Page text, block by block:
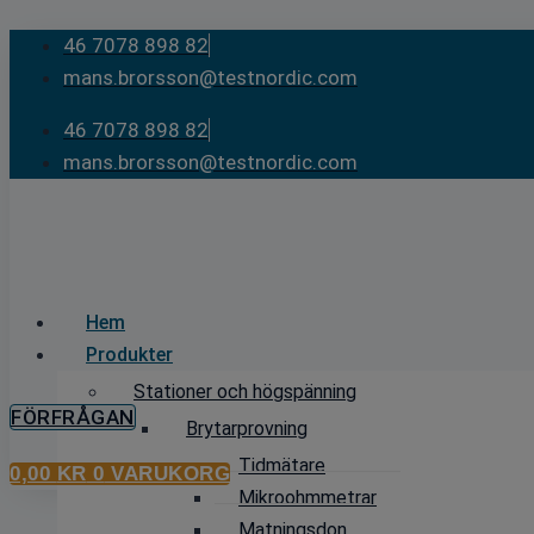
Skip
content
46 7078 898 82
mans.brorsson@testnordic.com
46 7078 898 82
mans.brorsson@testnordic.com
Hem
Produkter
Stationer och högspänning
Brytarprovning
Tidmätare
Mikroohmmetrar
FÖRFRÅGAN
0,00 KR 0 VARUKORG